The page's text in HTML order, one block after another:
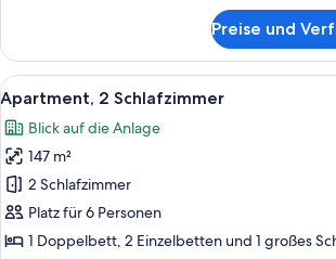
1
Schlafzimmer
Preise und
Alle
Fotos
für
Apartment,
2 Schlafzimmer
anzeigen
Ein
13
Apartment, 2 Schlafzimmer
Blick auf die Anlage
147 m²
2 Schlafzimmer
Platz für 6 Personen
1 Doppelbett, 2 Einzelbetten und 1 großes